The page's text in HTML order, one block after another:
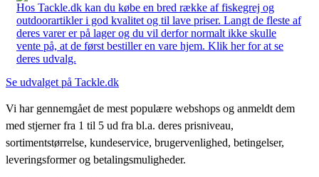
Hos Tackle.dk kan du købe en bred række af fiskegrej og
outdoorartikler i god kvalitet og til lave priser. Langt de fleste af
deres varer er på lager og du vil derfor normalt ikke skulle
vente på, at de først bestiller en vare hjem. Klik her for at se
deres udvalg.
Se udvalget på Tackle.dk
Vi har gennemgået de mest populære webshops og anmeldt dem
med stjerner fra 1 til 5 ud fra bl.a. deres prisniveau,
sortimentstørrelse, kundeservice, brugervenlighed, betingelser,
leveringsformer og betalingsmuligheder.